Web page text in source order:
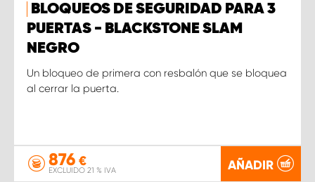
BLOQUEOS DE SEGURIDAD PARA 3
PUERTAS - BLACKSTONE SLAM
NEGRO
Un bloqueo de primera con resbalón que se bloquea
al cerrar la puerta.
876 €
EXCLUIDO 21 % IVA AÑADIR